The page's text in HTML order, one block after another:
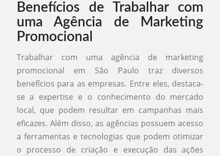
Benefícios de Trabalhar com
uma Agência de Marketing
Promocional
Trabalhar com uma agência de marketing
promocional em São Paulo traz diversos
benefícios para as empresas. Entre eles, destaca-
se a expertise e o conhecimento do mercado
local, que podem resultar em campanhas mais
eficazes. Além disso, as agências possuem acesso
a ferramentas e tecnologias que podem otimizar
o processo de criação e execução das ações